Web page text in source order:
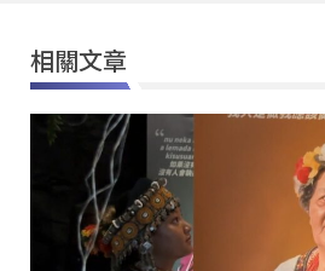
相關文章